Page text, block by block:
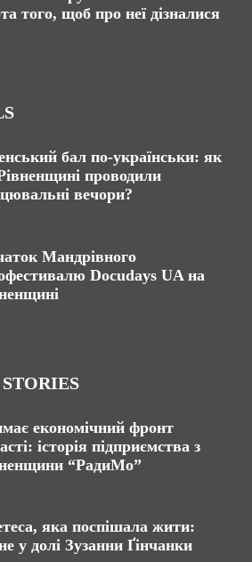
того, щоб про неї дізналися
бал по-українськи: як
проводили
вечори?
Мандрівного
Docudays UA на
STORIES
економічний фронт
історія підприємства з
“РадиМо”
яка поспішала жити:
у долі Зузанни Ґінчанки